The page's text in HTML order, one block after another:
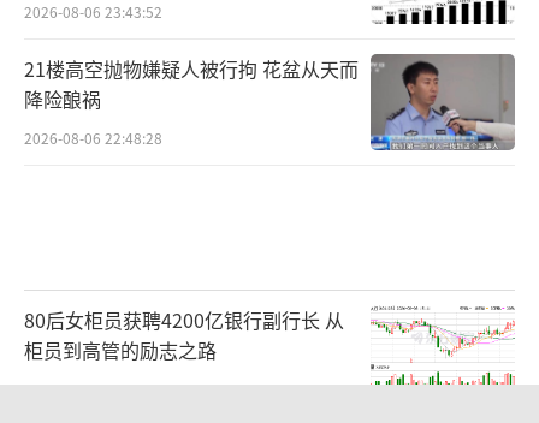
2026-08-06 23:43:52
21楼高空抛物嫌疑人被行拘 花盆从天而
降险酿祸
2026-08-06 22:48:28
80后女柜员获聘4200亿银行副行长 从
柜员到高管的励志之路
2026-08-06 15:12:35